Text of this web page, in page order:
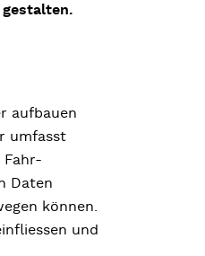
aufbauen
umfasst
Daten
können.
und